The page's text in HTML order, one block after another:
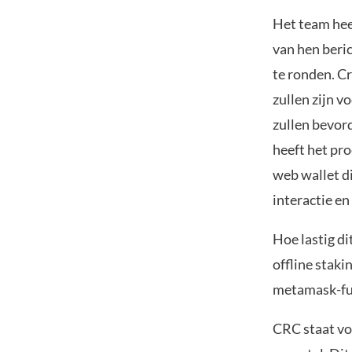
Het team
van hen
te ronden.
zullen zijn
zullen
heeft het
web wallet
interactie
Hoe lastig
offline
metamask-
CRC staat